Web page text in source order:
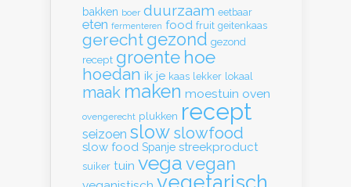
bakken boer duurzaam eetbaar
eten fermenteren food fruit geitenkaas
gerecht gezond gezond
recept groente hoe
hoedan ik je kaas lekker lokaal
maak maken moestuin oven
ovengerecht plukken recept
seizoen slow slowfood
slow food Spanje streekproduct
suiker tuin vega vegan
vegetarisch